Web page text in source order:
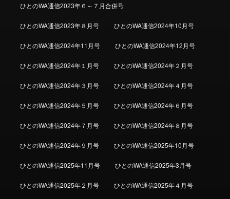
ひとのWA通信2023年６～７月合併号
ひとのWA通信2023年８月号 ひとのWA通信2024年10月号
ひとのWA通信2024年11月号 ひとのWA通信2024年12月号
ひとのWA通信2024年１月号 ひとのWA通信2024年２月号
ひとのWA通信2024年３月号 ひとのWA通信2024年４月号
ひとのWA通信2024年５月号 ひとのWA通信2024年６月号
ひとのWA通信2024年７月号 ひとのWA通信2024年８月号
ひとのWA通信2024年９月号 ひとのWA通信2025年10月号
ひとのWA通信2025年11月号 ひとのWA通信2025年3月号
ひとのWA通信2025年２月号 ひとのWA通信2025年４月号